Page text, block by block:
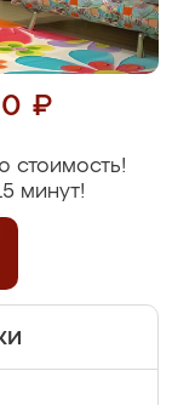
₽
стоимость!
минут!